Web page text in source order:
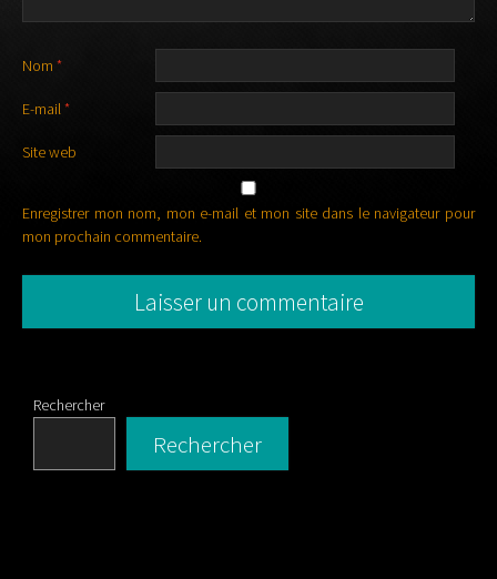
Nom *
E-mail*
Site web
Enregistrer mon nom, mon e-mail et mon site dans le navigateur pour
mon prochain commentaire.
Rechercher
Rechercher